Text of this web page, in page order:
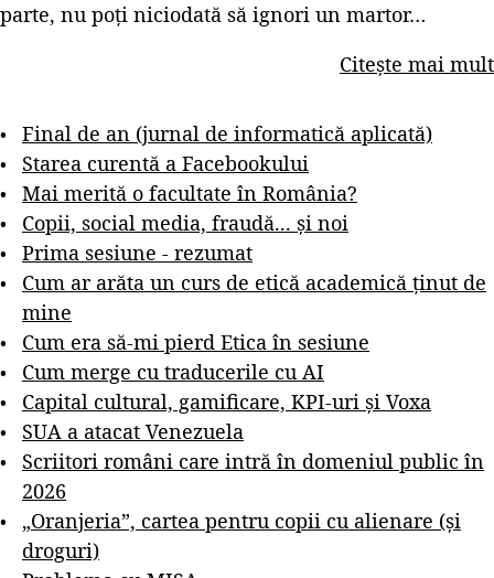
parte, nu poți niciodată să ignori un martor…
Citește mai mult
Final de an (jurnal de informatică aplicată)
Starea curentă a Facebookului
Mai merită o facultate în România?
Copii, social media, fraudă... și noi
Prima sesiune - rezumat
Cum ar arăta un curs de etică academică ținut de
mine
Cum era să-mi pierd Etica în sesiune
Cum merge cu traducerile cu AI
Capital cultural, gamificare, KPI-uri și Voxa
SUA a atacat Venezuela
Scriitori români care intră în domeniul public în
2026
„Oranjeria”, cartea pentru copii cu alienare (și
droguri)